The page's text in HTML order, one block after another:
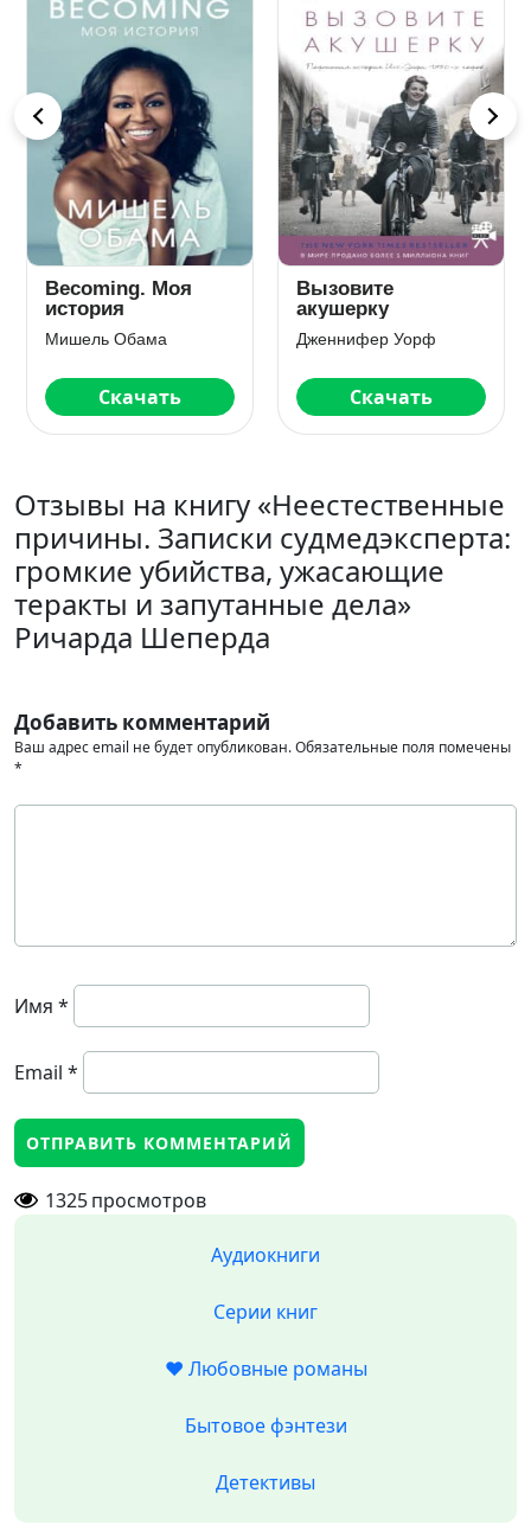
Becoming. Моя
история
Мишель Обама
Скачать
Вызовите
акушерку
Дженнифер Уорф
Скачать
Отзывы на книгу «Неестественные
причины. Записки судмедэксперта:
громкие убийства, ужасающие
теракты и запутанные дела»
Ричарда Шеперда
Добавить комментарий
Ваш адрес email не будет опубликован.Обязательные поля помечены
*
Имя *
Email *
1325просмотров
Аудиокниги
Серии книг
❤️ Любовные романы
Бытовое фэнтези
Детективы